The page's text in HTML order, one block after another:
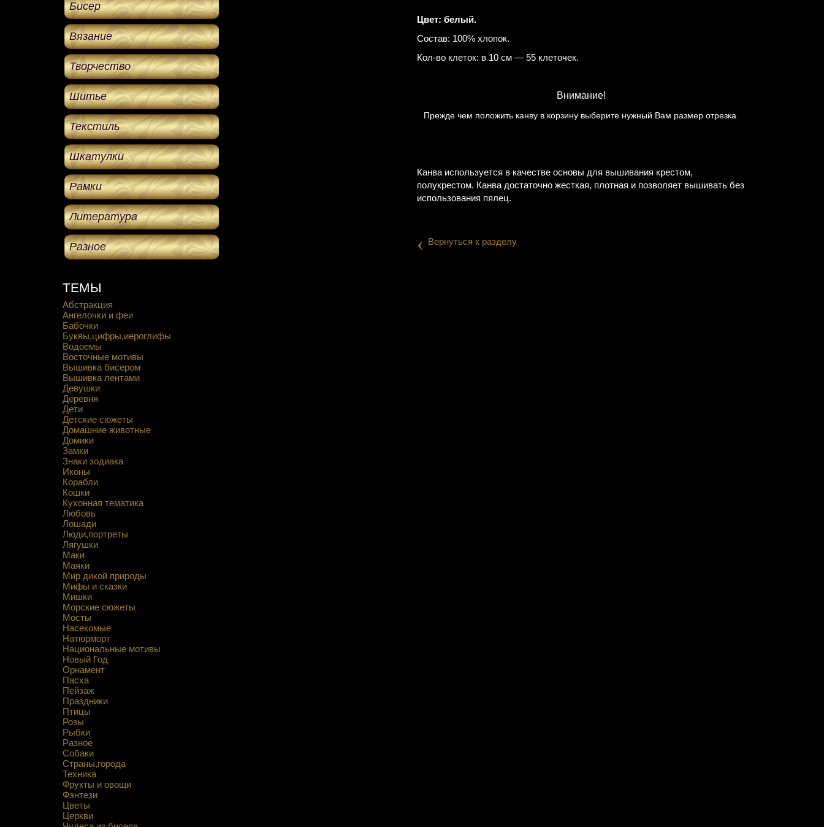
Бисер
Вязание
Творчество
Шитье
Текстиль
Шкатулки
Рамки
Литература
Разное
ТЕМЫ
Абстракция
Ангелочки и феи
Бабочки
Буквы,цифры,иероглифы
Водоемы
Восточные мотивы
Вышивка бисером
Вышивка лентами
Девушки
Деревня
Дети
Детские сюжеты
Домашние животные
Домики
Замки
Знаки зодиака
Иконы
Корабли
Кошки
Кухонная тематика
Любовь
Лошади
Люди,портреты
Лягушки
Маки
Маяки
Мир дикой природы
Мифы и сказки
Мишки
Морские сюжеты
Мосты
Насекомые
Натюрморт
Национальные мотивы
Новый Год
Орнамент
Пасха
Пейзаж
Праздники
Птицы
Розы
Рыбки
Разное
Собаки
Страны,города
Техника
Фрукты и овощи
Фэнтези
Цветы
Церкви
Цвет: белый.
Состав: 100% хлопок.
Кол-во клеток: в 10 см — 55 клеточек.
Внимание!
Прежде чем положить канву в корзину выберите нужный Вам размер отрезка.
Канва используется в качестве основы для вышивания крестом,
полукрестом. Канва достаточно жесткая, плотная и позволяет вышивать без
использования пялец.
‹ Вернуться к разделу